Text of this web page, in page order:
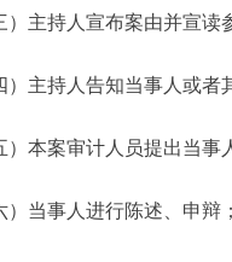
）主持人宣布案由并宣
）主持人告知当事人或
）本案审计人员提出当
）当事人进行陈述、申辩；